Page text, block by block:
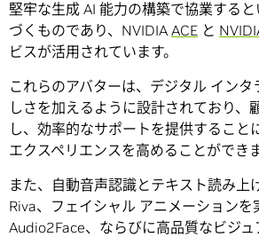
堅牢な生成 AI 能力の構築で協業する
づくものであり、NVIDIA ACE と
ビスが活用されています。
これらのアバターは、デジタル インタ
しさを加えるように設計されており、
し、効率的なサポートを提供すること
エクスペリエンスを高めることができま
また、自動音声認識とテキスト読み上
Riva、フェイシャル アニメーションを
Audio2Face、ならびに高品質なビジ